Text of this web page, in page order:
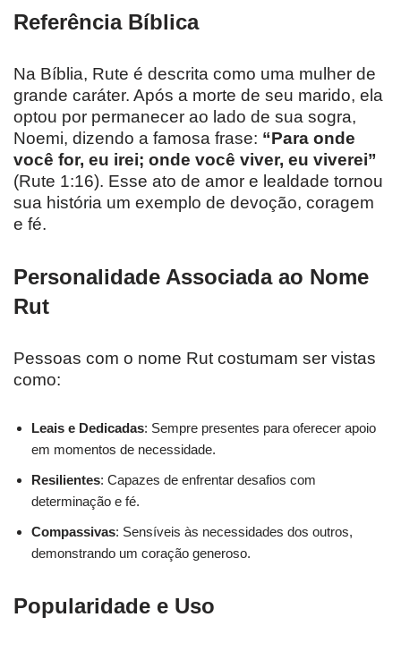
Referência Bíblica
Na Bíblia, Rute é descrita como uma mulher de
grande caráter. Após a morte de seu marido, ela
optou por permanecer ao lado de sua sogra,
Noemi, dizendo a famosa frase: “Para onde
você for, eu irei; onde você viver, eu viverei”
(Rute 1:16). Esse ato de amor e lealdade tornou
sua história um exemplo de devoção, coragem
e fé.
Personalidade Associada ao Nome
Rut
Pessoas com o nome Rut costumam ser vistas
como:
Leais e Dedicadas: Sempre presentes para oferecer apoio
em momentos de necessidade.
Resilientes: Capazes de enfrentar desafios com
determinação e fé.
Compassivas: Sensíveis às necessidades dos outros,
demonstrando um coração generoso.
Popularidade e Uso